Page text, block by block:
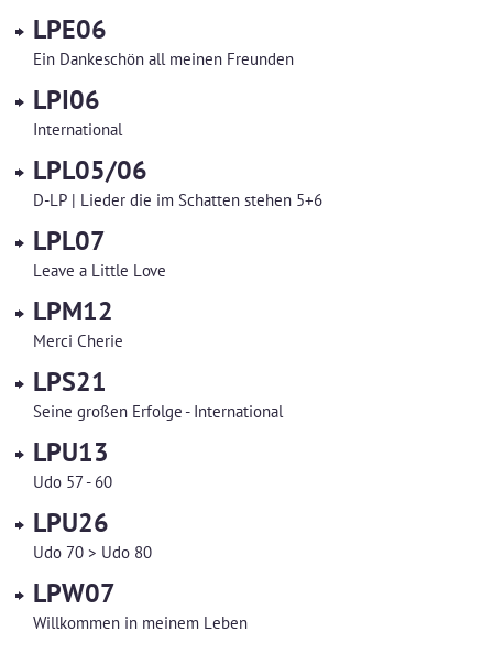
LPE06
Ein Dankeschön all meinen Freunden
LPI06
International
LPL05/06
D-LP | Lieder die im Schatten stehen 5+6
LPL07
Leave a Little Love
LPM12
Merci Cherie
LPS21
Seine großen Erfolge - International
LPU13
Udo 57 - 60
LPU26
Udo 70 > Udo 80
LPW07
Willkommen in meinem Leben